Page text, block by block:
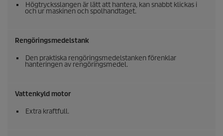
Högtrycksslangen är lätt att hantera, kan snabbt klickas i
och ur maskinen och spolhandtaget.
Rengöringsmedelstank
Den praktiska rengöringsmedelstanken förenklar
hanteringen av rengöringsmedel.
Vattenkyld motor
Extra kraftfull.